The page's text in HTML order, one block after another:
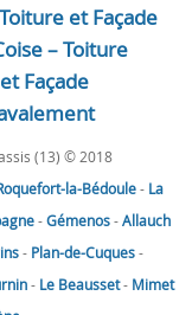
et Façade
– Toiture
Façade
(13) © 2018
la-Bédoule- La
-Gémenos-Allauch
- Plan-de-Cuques-
- Le Beausset- Mimet